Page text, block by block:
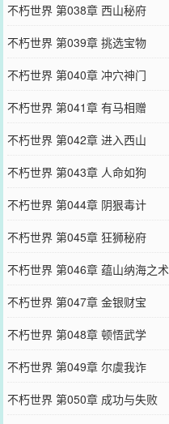
不朽世界 第038章 西山秘府
不朽世界 第039章 挑选宝物
不朽世界 第040章 冲穴神门
不朽世界 第041章 有马相赠
不朽世界 第042章 进入西山
不朽世界 第043章 人命如狗
不朽世界 第044章 阴狠毒计
不朽世界 第045章 狂狮秘府
不朽世界 第046章 蕴山纳海之术
不朽世界 第047章 金银财宝
不朽世界 第048章 顿悟武学
不朽世界 第049章 尔虞我诈
不朽世界 第050章 成功与失败